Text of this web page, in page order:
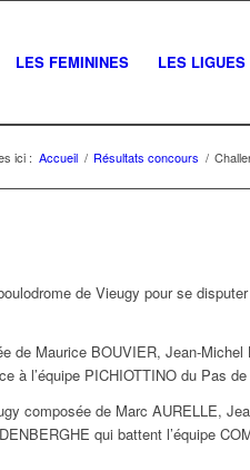
LES FEMININES LES
ici : Accueil / Résultats concours /
de Vieugy pour se
de Maurice BOUVIER, Jean-
à l’équipe PICHIOTTINO du Pas de
composée de Marc AURELLE,
qui battent l’équipe